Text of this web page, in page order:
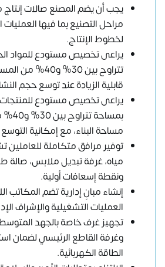
يجب أن يضم المصنع صالات
مراحل التصنيع بما فيها العمليات
لخطوط الإنتاج.
يراعى تخصيص مستودع للمواد
تتراوح بين 30%
قابلية الزيادة عند توسع حجم
يراعى تخصيص مستودع للمنتجات
بمساحة
مساحة البناء، مع إمكانية
توفير مرافق متكاملة للعاملين
مياه، غرفة تبديل ملابس،
ونقطة إسعافات أولية.
إنشاء مبانٍ إدارية تضم المكاتب
العمليات التشغيلية والإشراف
تجهيز غرف خاصة بالجهد
وغرفة القاطع الرئيسي لضمان
الطاقة الكهربائية.